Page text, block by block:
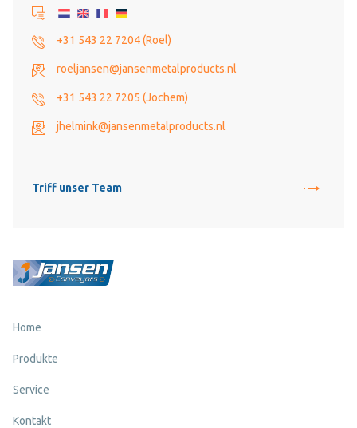
+31 543 22 7204 (Roel)
roeljansen@jansenmetalproducts.nl
+31 543 22 7205 (Jochem)
jhelmink@jansenmetalproducts.nl
Triff unser Team
Home
Produkte
Service
Kontakt